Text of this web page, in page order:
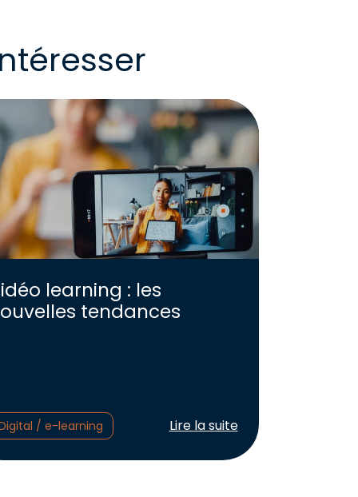
learning : les
tendances
/ e-learning Lire l'article :
Lire la suite